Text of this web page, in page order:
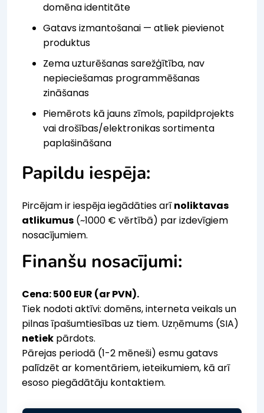
domēna identitāte
Gatavs izmantošanai — atliek pievienot
produktus
Zema uzturēšanas sarežģītība, nav
nepieciešamas programmēšanas
zināšanas
Piemērots kā jauns zīmols, papildprojekts
vai drošības/elektronikas sortimenta
paplašināšana
Papildu iespēja:
Pircējam ir iespēja iegādāties arīnoliktavas
atlikumus (~1000 € vērtībā) par izdevīgiem
nosacījumiem.
Finanšu nosacījumi:
Cena: 500 EUR (ar PVN).
Tiek nodoti aktīvi: domēns, interneta veikals un
pilnas īpašumtiesības uz tiem. Uzņēmums (SIA)
netiek pārdots.
Pārejas periodā (1-2 mēneši) esmu gatavs
palīdzēt ar komentāriem, ieteikumiem, kā arī
esoso piegādātāju kontaktiem.